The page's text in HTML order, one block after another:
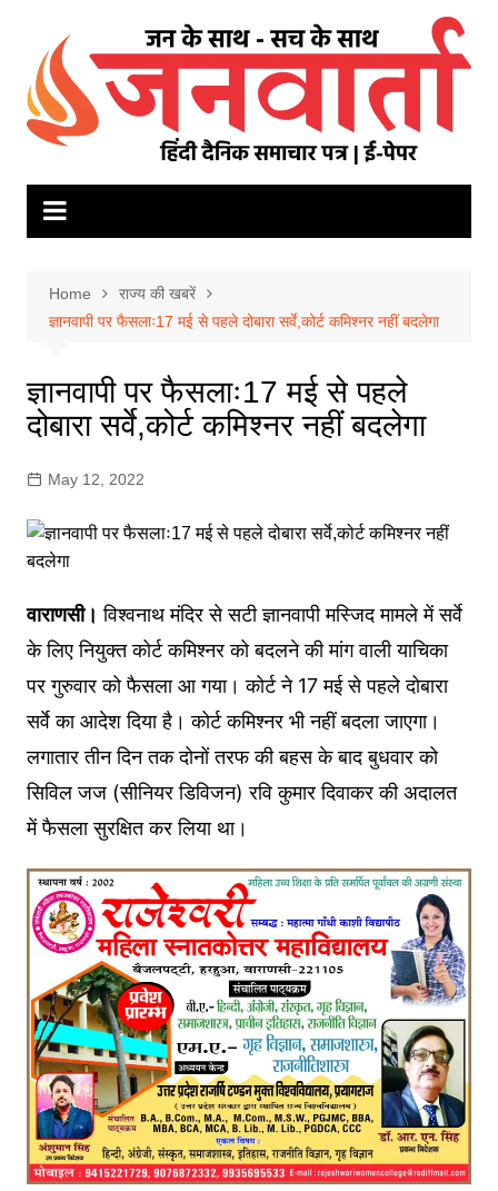
content
Home
राज्य की खबरें
ज्ञानवापी पर फैसलाः17 मई से पहले दोबारा सर्वे,कोर्ट कमिश्नर नहीं बदलेगा
ज्ञानवापी पर फैसलाः17 मई से पहले
दोबारा सर्वे,कोर्ट कमिश्नर नहीं बदलेगा
May 12, 2022
वाराणसी। विश्वनाथ मंदिर से सटी ज्ञानवापी मस्जिद मामले में सर्वे
के लिए नियुक्त कोर्ट कमिश्नर को बदलने की मांग वाली याचिका
पर गुरुवार को फैसला आ गया। कोर्ट ने 17 मई से पहले दोबारा
सर्वे का आदेश दिया है। कोर्ट कमिश्नर भी नहीं बदला जाएगा।
लगातार तीन दिन तक दोनों तरफ की बहस के बाद बुधवार को
सिविल जज (सीनियर डिविजन) रवि कुमार दिवाकर की अदालत
में फैसला सुरक्षित कर लिया था।